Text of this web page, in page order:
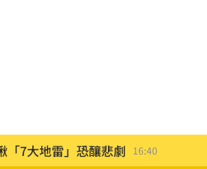
「7大地雷」恐釀悲劇 16:40